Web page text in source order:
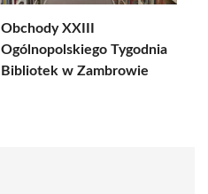
Obchody XXIII
Ogólnopolskiego Tygodnia
Bibliotek w Zambrowie